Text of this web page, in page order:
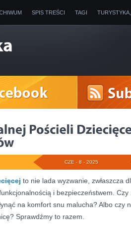
SPIS TREŚCI TAGI
CZE - 8 - 2025
to nie lada wyzwanie, zwłaszcza
i bezpieczeństwem.
na komfort snu malucha? Albo czy
Sprawdźmy to razem.